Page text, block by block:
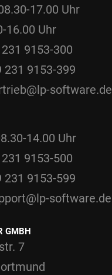
17.00 Uhr
16.00 Uhr
9153-300
231 9153-399
software.de
14.00 Uhr
9153-500
231 9153-599
software.de
GMBH
7